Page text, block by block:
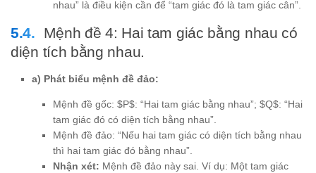
nhau” là điều kiện cần để “tam giác đó là tam giác cân”.
Mệnh đề 4: Hai tam giác bằng nhau có
diện tích bằng nhau.
a) Phát biểu mệnh đề đảo:
Mệnh đề gốc: $P$: “Hai tam giác bằng nhau”; $Q$: “Hai
tam giác đó có diện tích bằng nhau”.
Mệnh đề đảo: “Nếu hai tam giác có diện tích bằng nhau
thì hai tam giác đó bằng nhau”.
Nhận xét: Mệnh đề đảo này sai. Ví dụ: Một tam giác